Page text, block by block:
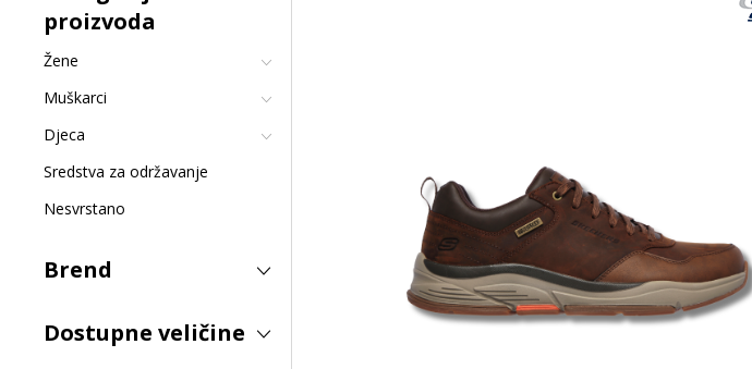
proizvoda
Žene
Muškarci
Djeca
Sredstva za održavanje
Nesvrstano
Brend
Dostupne veličine